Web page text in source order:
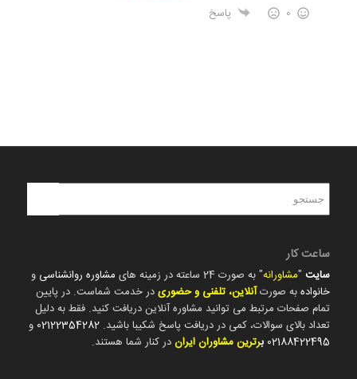
0 پاسخ
ساعت کار
سایت"مشاورانه" به صورت 24 ساعته در زمینه های مشاوره روانشناسی و
خانوادهبه صورتآنلاین، تلفنی و حضوریدر خدمت شماست. در پایین
تمام صفحات مرتبط می توانید مشاوره آنلاین دریافت کنید. فقط به دلیل
تعداد بالای سوالات، کمی در دریافت پاسخ شکیبا باشید. 02122354282 و
02188422495 برترین مشاوران ایراندر کنار شما هستند.